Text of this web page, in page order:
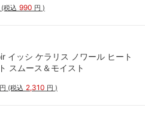
(税込 990 円 )
イッシ ケラリス ノワール ヒート
スムース＆モイスト
円 (税込 2,310 円 )